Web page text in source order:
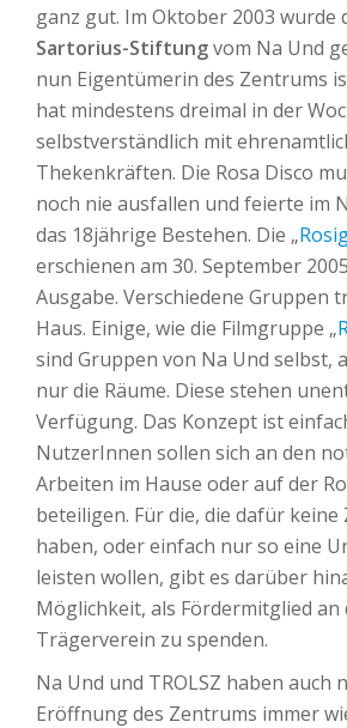
ganz gut. Im Oktober 2003 wurde
Sartorius-Stiftungvom Na Und
nun Eigentümerin des Zentrums
hat mindestens dreimal in der
selbstverständlich mit
Thekenkräften. Die Rosa Disco
noch nie ausfallen und feierte im
das 18jährige Bestehen. Die „
erschienen am 30. September
Ausgabe. Verschiedene Gruppen
Haus. Einige, wie die Filmgruppe „
sind Gruppen von Na Und selbst,
nur die Räume. Diese stehen
Verfügung. Das Konzept ist
NutzerInnen sollen sich an den
Arbeiten im Hause oder auf der
beteiligen. Für die, die dafür
haben, oder einfach nur so eine
leisten wollen, gibt es darüber
Möglichkeit, als Fördermitglied an
Trägerverein zu spenden.
Na Und und TROLSZ haben auch
Eröffnung des Zentrums immer